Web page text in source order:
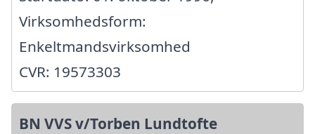
Virksomhedsform:
Enkeltmandsvirksomhed
CVR: 19573303
BN VVS v/Torben Lundtofte